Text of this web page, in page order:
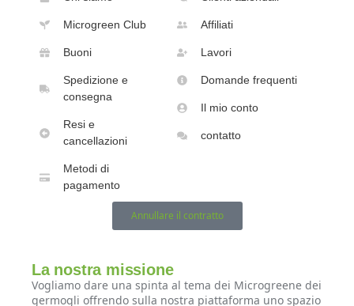
Microgreen Club
Buoni
Spedizione e
consegna
Resi e
cancellazioni
Metodi di
pagamento
Affiliati
Lavori
Domande frequenti
Il mio conto
contatto
Annullare il contratto
La nostra missione
Vogliamo dare una spinta al tema dei Microgreene dei
germogli offrendo sulla nostra piattaforma uno spazio